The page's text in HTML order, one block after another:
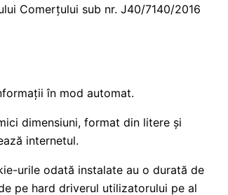
Comerţului sub nr. J40/7140/2016
în mod automat.
dimensiuni, format din litere și
internetul.
urile odată instalate au o durată de
pe hard driverul utilizatorului pe al